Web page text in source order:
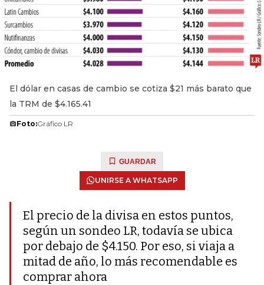
El dólar en casas de cambio se cotiza $21 más barato que
la TRM de $4.165.41
Foto:Gráfico LR
GUARDAR
UNIRSE A WHATSAPP
El precio de la divisa en estos puntos,
según un sondeo LR, todavía se ubica
por debajo de $4.150. Por eso, si viaja a
mitad de año, lo más recomendable es
comprar ahora